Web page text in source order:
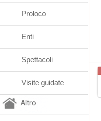
Proloco
Enti
Spettacoli
Visite guidate
Altro